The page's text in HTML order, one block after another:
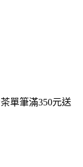
單筆滿350元送